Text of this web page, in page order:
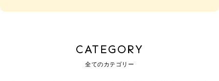
CATEGORY
全てのカテゴリー